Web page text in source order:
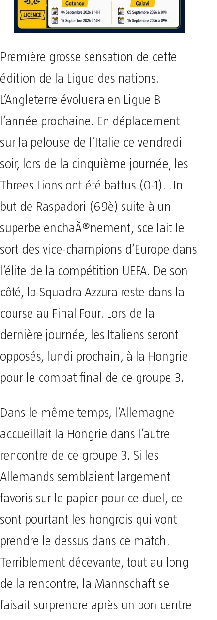
Première grosse sensation de cette
édition de la Ligue des nations.
L’Angleterre évoluera en Ligue B
l’année prochaine. En déplacement
sur la pelouse de l’Italie ce vendredi
soir, lors de la cinquième journée, les
Threes Lions ont été battus (0-1). Un
but de Raspadori (69è) suite à un
superbe enchaÃ®nement, scellait le
sort des vice-champions d’Europe dans
l’élite de la compétition UEFA. De son
côté, la Squadra Azzura reste dans la
course au Final Four. Lors de la
dernière journée, les Italiens seront
opposés, lundi prochain, à la Hongrie
pour le combat final de ce groupe 3.
Dans le même temps, l’Allemagne
accueillait la Hongrie dans l’autre
rencontre de ce groupe 3. Si les
Allemands semblaient largement
favoris sur le papier pour ce duel, ce
sont pourtant les hongrois qui vont
prendre le dessus dans ce match.
Terriblement décevante, tout au long
de la rencontre, la Mannschaft se
faisait surprendre après un bon centre